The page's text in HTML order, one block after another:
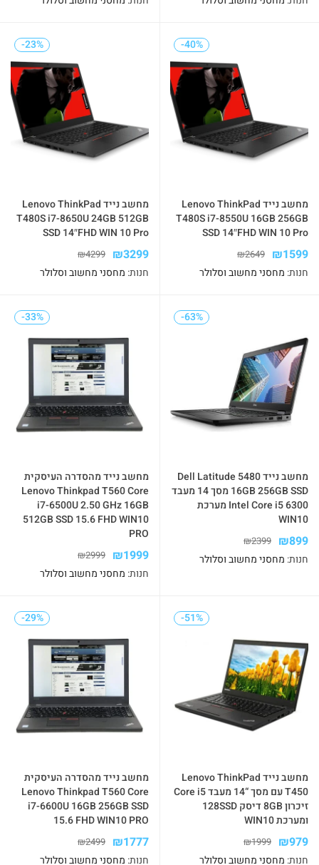
-40%
מחשב נייד Lenovo ThinkPad
T480S i7-8550U 16GB 256GB
SSD 14″FHD WIN 10 Pro
₪1599
₪2649
חנות: מחסני מחשוב וסלולר
-23%
מחשב נייד Lenovo ThinkPad
T480S i7-8650U 24GB 512GB
SSD 14″FHD WIN 10 Pro
₪3299
₪4299
חנות: מחסני מחשוב וסלולר
-63%
מחשב נייד Dell Latitude 5480
16GB 256GB SSD מסך 14 מעבד
Intel Core i5 6300 מערכת
WIN10
₪899
₪2399
חנות: מחסני מחשוב וסלולר
-33%
מחשב נייד מהסדרה העיסקית
Lenovo Thinkpad T560 Core
i7-6500U 2.50 GHz 16GB
512GB SSD 15.6 FHD WIN10
PRO
₪1999
₪2999
חנות: מחסני מחשוב וסלולר
-51%
מחשב נייד Lenovo ThinkPad
T450 עם מסך “14 מעבד Core i5
זיכרון 8GB דיסק 128SSD
ומערכת WIN10
₪979
₪1999
חנות: מחסני מחשוב וסלולר
-29%
מחשב נייד מהסדרה העיסקית
Lenovo Thinkpad T560 Core
i7-6600U 16GB 256GB SSD
15.6 FHD WIN10 PRO
₪1777
₪2499
חנות: מחסני מחשוב וסלולר